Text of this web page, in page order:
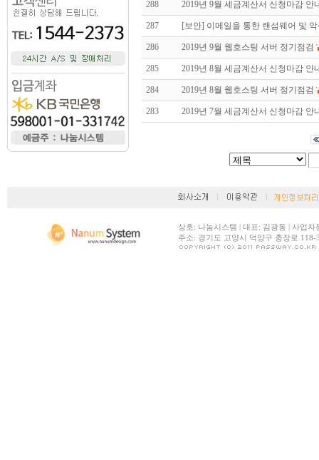
288 2019년 9월 세금계산서 신청마감 안
287 [보안] 이메일을 통한 랜섬웨어 및
286 2019년 9월 웹호스팅 서버 정기점검
285 2019년 8월 세금계산서 신청마감 안
284 2019년 8월 웹호스팅 서버 정기점검
283 2019년 7월 세금계산서 신청마감 안
상호: 나눔시스템 | 대표: 김광동 | 사업
주소: 경기도 고양시 덕양구 충장로 118-